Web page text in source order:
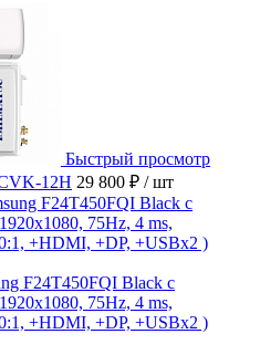
Быстрый просмотр
12H 29 800 ₽ / шт
F24T450FQI Black с
75Hz, 4 ms,
+HDMI, +DP, +USBx2 )